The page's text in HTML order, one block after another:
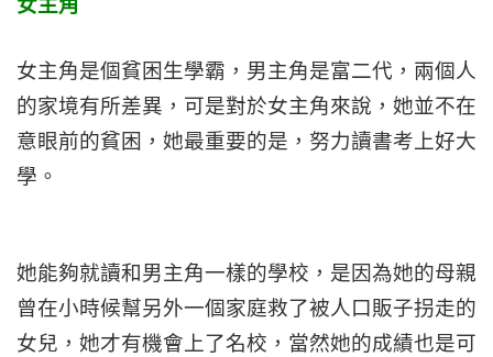
女主角是個貧困生學霸，男主角是富二代，兩個人
的家境有所差異，可是對於女主角來說，她並不在
意眼前的貧困，她最重要的是，努力讀書考上好大
學。
她能夠就讀和男主角一樣的學校，是因為她的母親
曾在小時候幫另外一個家庭救了被人口販子拐走的
女兒，她才有機會上了名校，當然她的成績也是可